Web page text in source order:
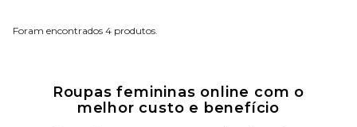
4
Roupas femininas online com o
melhor custo e benefício